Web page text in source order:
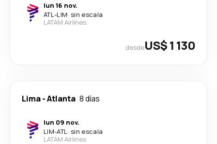
lun 16 nov.
ATL-LIM· sin escala
LATAM Airlines
desdeUS$ 1 130
Lima-Atlanta 8 días
lun 09 nov.
LIM-ATL· sin escala
LATAM Airlines